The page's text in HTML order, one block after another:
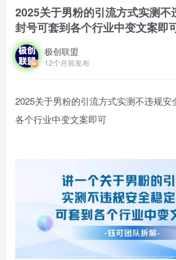
2025关于男粉的引流方式实测不
封号可套到各个行业中变文案即
极创联盟
12个月前发布
2025关于男粉的引流方式实测不违规安
各个行业中变文案即可